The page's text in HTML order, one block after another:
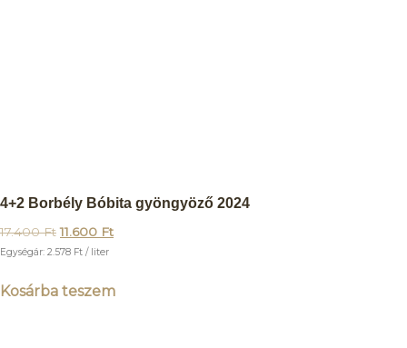
4+2 Borbély Bóbita gyöngyöző 2024
17.400Ft 11.600 Ft
Egységár: 2.578 Ft / liter
Kosárba teszem